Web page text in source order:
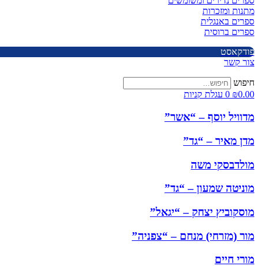
מתנות ומזכרות
ספרים באנגלית
ספרים ברוסית
פודקאסט
צור קשר
חיפוש
₪0.00
0 עגלת קניות
מדוויל יוסף – “אשר”
מדן מאיר – “גד”
מולדבסקי משה
מוניטה שמעון – “גד”
מוסקוביץ יצחק – “יגאל”
מור (מזרחי) מנחם – “צפניה”
מורי חיים